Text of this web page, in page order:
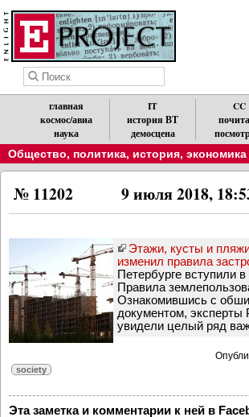
главная
космос/авиа
наука
IT
история ВТ
демосцена
CC
Общество, политика, история, экономика
9 июля 2018,
№ 11202
Этажи, кусты и
изменил правила
Петербурге вступили
Правила
Ознакомившись с
документом, эксперты
увидели целый ряд
society
Эта заметка и комментарии к ней в